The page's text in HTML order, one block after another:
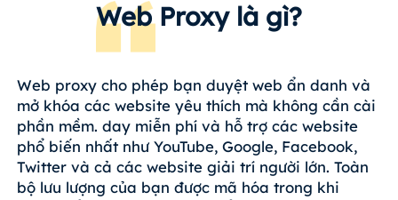
Web Proxy là gì?
Web proxy cho phép bạn duyệt web ẩn danh và
mở khóa các website yêu thích mà không cần cài
phần mềm. day miễn phí và hỗ trợ các website
phổ biến nhất như YouTube, Google, Facebook,
Twitter và cả các website giải trí người lớn. Toàn
bộ lưu lượng của bạn được mã hóa trong khi